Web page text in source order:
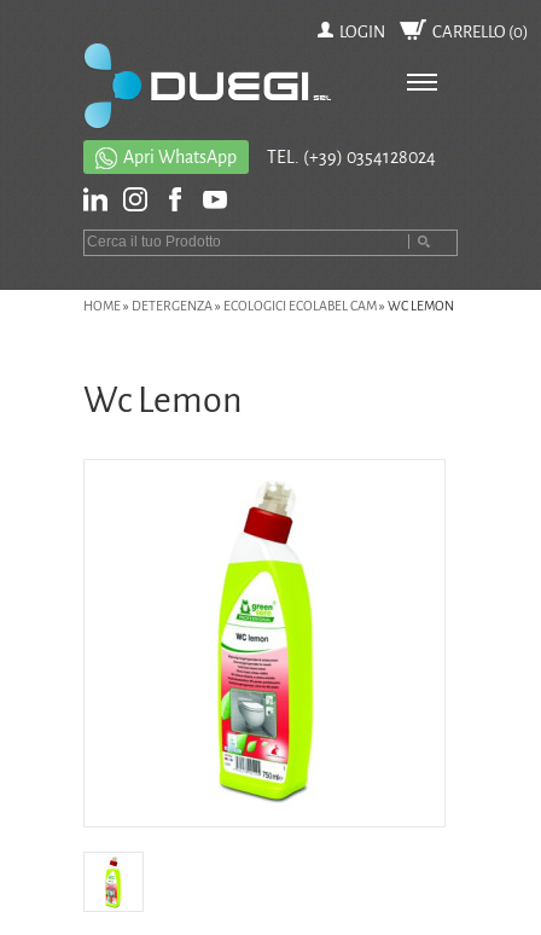
LOGIN CARRELLO (0)
Apri WhatsApp TEL. (+39) 0354128024
HOME» DETERGENZA» ECOLOGICI ECOLABEL CAM» WC LEMON
Wc Lemon